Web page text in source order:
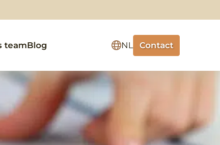
teamBlog NL Contact